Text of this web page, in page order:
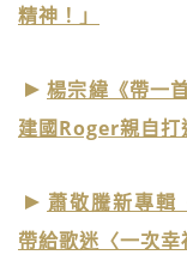
精神！」
楊宗緯《帶一
建國Roger親自打
蕭敬騰新專
帶給歌迷〈一次幸